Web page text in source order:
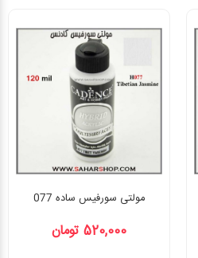
مولتی سورفیس ساده 077
520,000 تومان